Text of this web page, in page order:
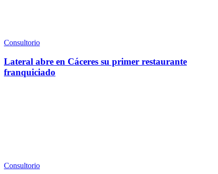
Consultorio
Lateral abre en Cáceres su primer restaurante
franquiciado
Consultorio